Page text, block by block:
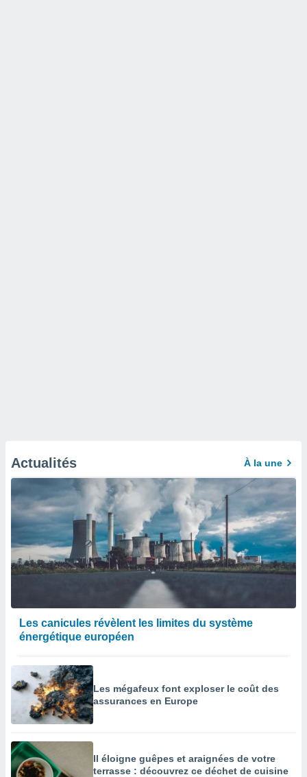
Actualités À la une
Les canicules révèlent les limites du système
énergétique européen
Les mégafeux font exploser le coût des
assurances en Europe
Il éloigne guêpes et araignées de votre
terrasse : découvrez ce déchet de cuisine